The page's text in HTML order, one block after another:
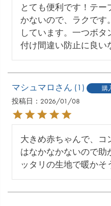
とても便利です！テ
かないので、ラクです
しています。一つボタ
付け間違い防止に良い
マシュマロ 1 購
投稿日
2026/01/08
大きめ赤ちゃんで、
はなかなかないので助
ッタリの生地で暖かそ